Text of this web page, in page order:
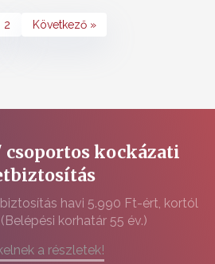
2 Következő »
kockázati
havi 5.990 Ft-ért, kortól
korhatár 55 év.)
a részletek!